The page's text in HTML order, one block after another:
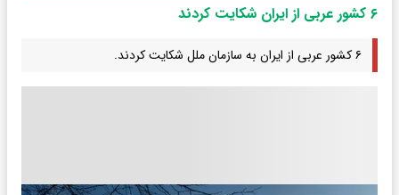
۶ کشور عربی از ایران شکایت کردند
۶ کشور عربی از ایران به سازمان ملل شکایت کردند.